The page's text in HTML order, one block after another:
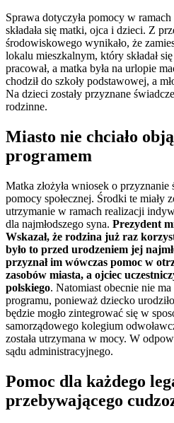
Sprawa dotyczyła pomocy w
składała się matki, ojca i dzieci. Z
środowiskowego wynikało, że
lokalu mieszkalnym, który składał
pracował, a matka była na urlopie
chodził do szkoły podstawowej, a
Na dzieci zostały przyznane
rodzinne.
Miasto nie chciało
programem
Matka złożyła wniosek o
pomocy społecznej. Środki te miały
utrzymanie w ramach realizacji
dla najmłodszego syna. Prezydent
Wskazał, że rodzina już raz
było to przed urodzeniem jej
przyznał im wówczas pomoc w
zasobów miasta, a ojciec
polskiego. Natomiast obecnie nie
programu, ponieważ dziecko
będzie mogło zintegrować się w
samorządowego kolegium
została utrzymana w mocy. W
sądu administracyjnego.
Pomoc dla każdego
przebywającego